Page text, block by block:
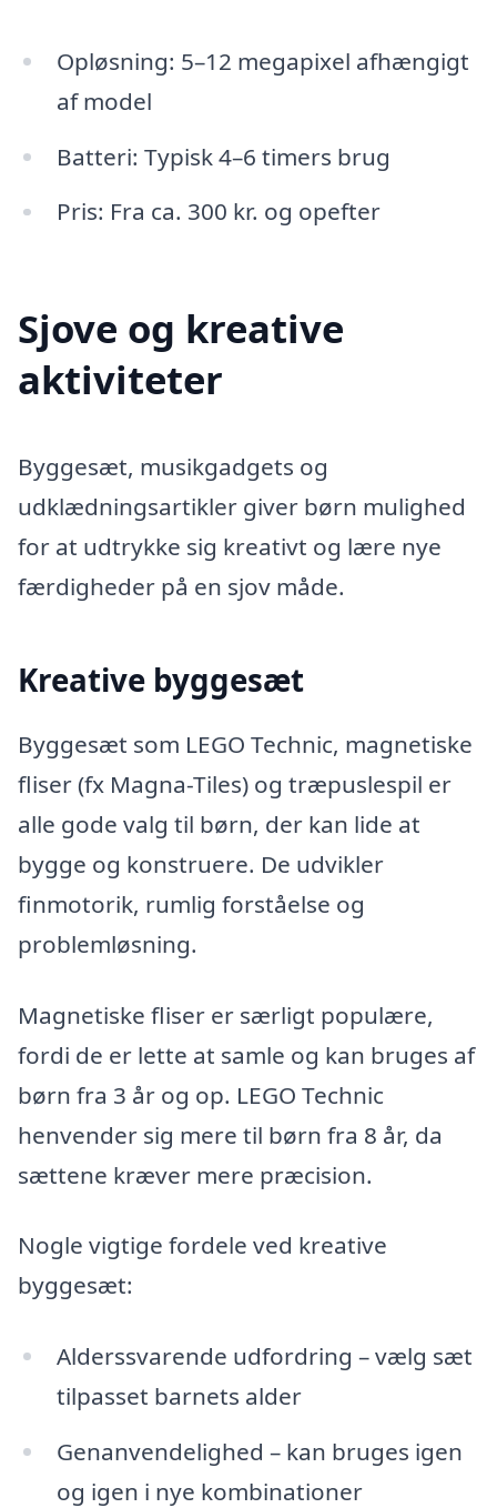
Opløsning: 5–12 megapixel afhængigt
af model
Batteri: Typisk 4–6 timers brug
Pris: Fra ca. 300 kr. og opefter
Sjove og kreative
aktiviteter
Byggesæt, musikgadgets og
udklædningsartikler giver børn mulighed
for at udtrykke sig kreativt og lære nye
færdigheder på en sjov måde.
Kreative byggesæt
Byggesæt som LEGO Technic, magnetiske
fliser (fx Magna-Tiles) og træpuslespil er
alle gode valg til børn, der kan lide at
bygge og konstruere. De udvikler
finmotorik, rumlig forståelse og
problemløsning.
Magnetiske fliser er særligt populære,
fordi de er lette at samle og kan bruges af
børn fra 3 år og op. LEGO Technic
henvender sig mere til børn fra 8 år, da
sættene kræver mere præcision.
Nogle vigtige fordele ved kreative
byggesæt:
Alderssvarende udfordring – vælg sæt
tilpasset barnets alder
Genanvendelighed – kan bruges igen
og igen i nye kombinationer